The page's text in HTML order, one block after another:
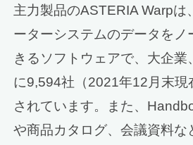
主力製品のASTERIA Warpは
ーターシステムのデータをノ
きるソフトウェアで、大企
に9,594社（2021年12月末現
されています。また、
や商品カタログ、会議資料な